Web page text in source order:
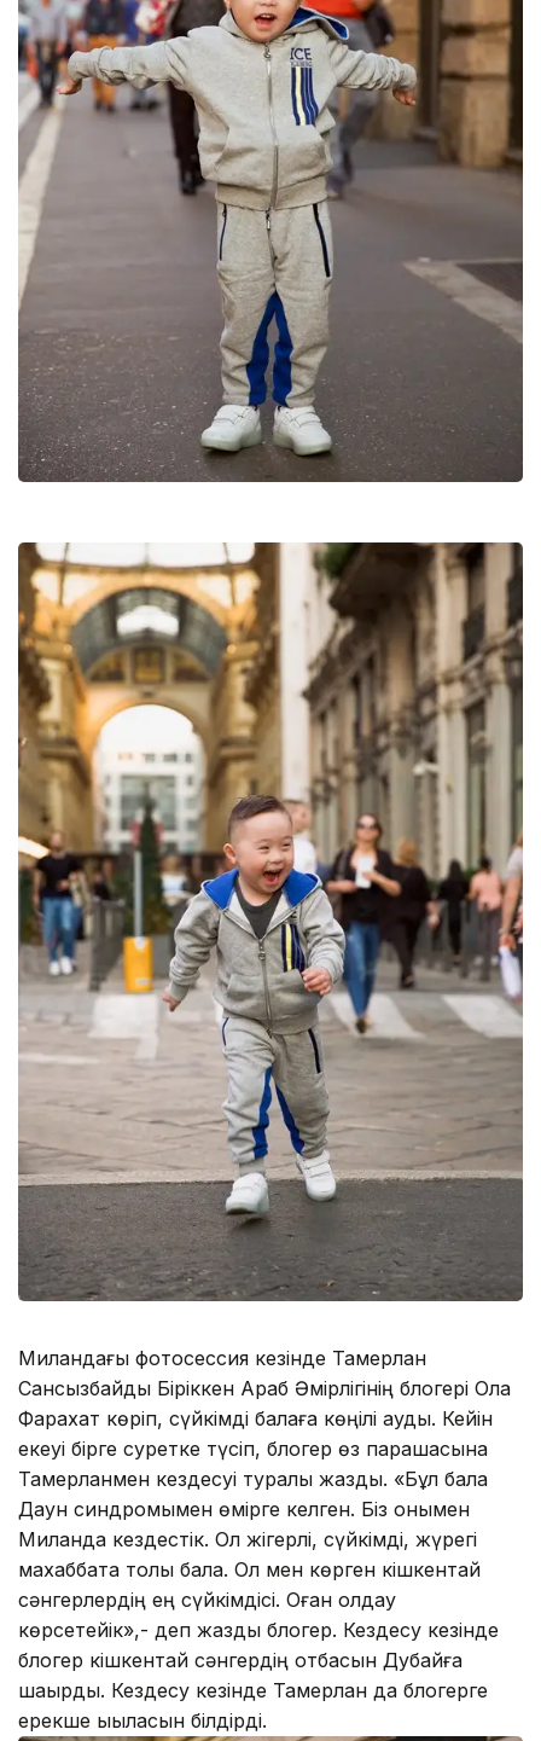
Миландағы фотосессия кезінде Тамерлан
Сансызбайды Біріккен Араб Әмірлігінің блогері Ола
Фарахат көріп, сүйкімді балаға көңілі ауды. Кейін
екеуі бірге суретке түсіп, блогер өз парақшасына
Тамерланмен кездесуі туралы жазды. «Бұл бала
Даун синдромымен өмірге келген. Біз онымен
Миланда кездестік. Ол жігерлі, сүйкімді, жүрегі
махаббатқа толы бала. Ол мен көрген кішкентай
сәнгерлердің ең сүйкімдісі. Оған қолдау
көрсетейік»,- деп жазды блогер. Кездесу кезінде
блогер кішкентай сәнгердің отбасын Дубайға
шақырды. Кездесу кезінде Тамерлан да блогерге
ерекше ықыласын білдірді.